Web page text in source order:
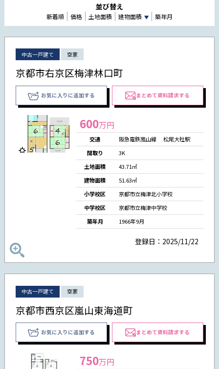
並び替え
新着順 価格 土地面積 建物面積 築年月
中古一戸建て 空家
京都市右京区梅津林口町
お気に入りに追加する まとめて資料請求する
600万円
交通
阪急電鉄嵐山線 松尾大社駅
間取り
3K
土地面積
43.71㎡
建物面積
51.63㎡
小学校区
京都市立梅津北小学校
中学校区
京都市立梅津中学校
築年月
1966年9月
登録日：2025/11/22
中古一戸建て 空家
京都市西京区嵐山東海道町
お気に入りに追加する まとめて資料請求する
750万円